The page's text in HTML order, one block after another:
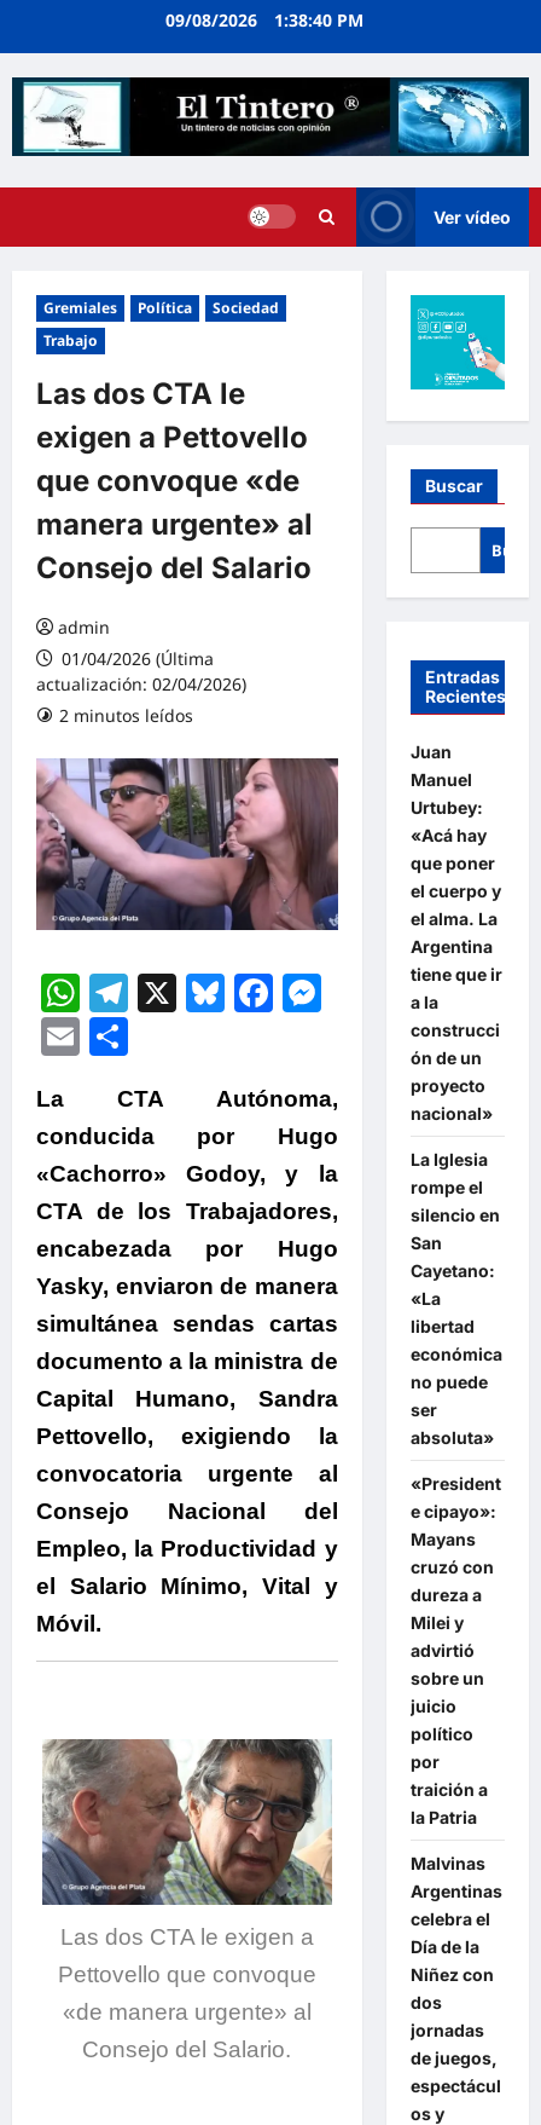
09/08/2026 1:38:41 PM
Ver vídeo
Gremiales Política
Sociedad
Trabajo
Las dos CTA le
exigen a Pettovello
que convoque «de
manera urgente» al
Consejo del Salario
admin
01/04/2026 (Última
actualización: 02/04/2026)
2 minutos leídos
WhatsApp
Telegram
X Bluesky
Facebook
Messenger
Email
La CTA Autónoma,
conducida por Hugo
«Cachorro» Godoy, y la
CTA de los Trabajadores,
encabezada por Hugo
Yasky, enviaron de manera
simultánea sendas cartas
documento a la ministra de
Capital Humano, Sandra
Pettovello, exigiendo la
convocatoria urgente al
Consejo Nacional del
Empleo, la Productividad y
el Salario Mínimo, Vital y
Móvil.
Las dos CTA le exigen a
Pettovello que convoque
«de manera urgente» al
Consejo del Salario.
Buscar
Entradas
Recientes
Juan
Manuel
Urtubey:
«Acá hay
que poner
el cuerpo y
el alma. La
Argentina
tiene que ir
a la
construcci
ón de un
proyecto
nacional»
La Iglesia
rompe el
silencio en
San
Cayetano:
«La
libertad
económica
no puede
ser
absoluta»
«President
e cipayo»:
Mayans
cruzó con
dureza a
Milei y
advirtió
sobre un
juicio
político
por
traición a
la Patria
Malvinas
Argentinas
celebra el
Día de la
Niñez con
dos
jornadas
de juegos,
espectácul
os y